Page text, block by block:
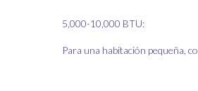
5,000-10,000 BTU:
Para una habitación pequeña,